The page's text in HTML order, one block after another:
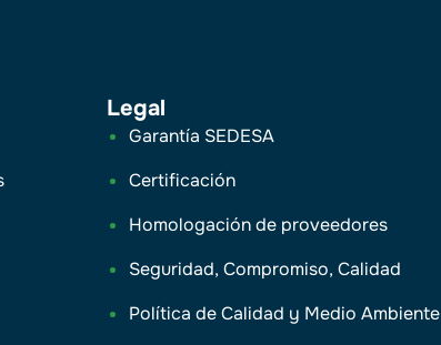
Legal
Garantía SEDESA
Certificación
Homologación de proveedores
Seguridad, Compromiso, Calidad
Política de Calidad y Medio Ambiente